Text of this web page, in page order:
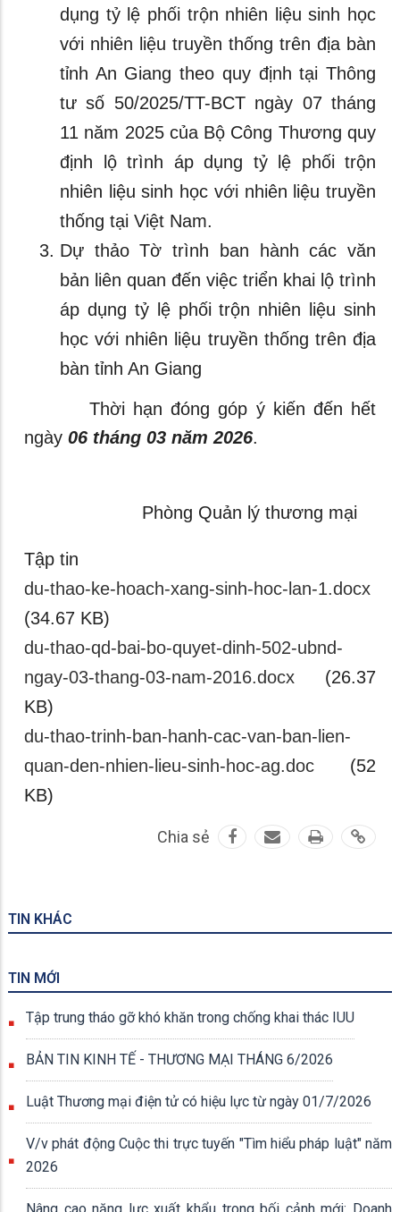
dụng tỷ lệ phối trộn nhiên liệu sinh học
với nhiên liệu truyền thống trên địa bàn
tỉnh An Giang theo quy định tại Thông
tư số 50/2025/TT-BCT ngày 07 tháng
11 năm 2025 của Bộ Công Thương quy
định lộ trình áp dụng tỷ lệ phối trộn
nhiên liệu sinh học với nhiên liệu truyền
thống tại Việt Nam.
Dự thảo Tờ trình ban hành các văn
bản liên quan đến việc triển khai lộ trình
áp dụng tỷ lệ phối trộn nhiên liệu sinh
học với nhiên liệu truyền thống trên địa
bàn tỉnh An Giang
Thời hạn đóng góp ý kiến đến hết
ngày 06 tháng 03 năm 2026.
Phòng Quản lý thương mại
Tập tin
du-thao-ke-hoach-xang-sinh-hoc-lan-1.docx
(34.67 KB)
du-thao-qd-bai-bo-quyet-dinh-502-ubnd-
ngay-03-thang-03-nam-2016.docx
(26.37
KB)
du-thao-trinh-ban-hanh-cac-van-ban-lien-
quan-den-nhien-lieu-sinh-hoc-ag.doc
(52
KB)
Chia sẻ
TIN KHÁC
TIN MỚI
Tập trung tháo gỡ khó khăn trong chống khai thác IUU
BẢN TIN KINH TẾ - THƯƠNG MẠI THÁNG 6/2026
Luật Thương mại điện tử có hiệu lực từ ngày 01/7/2026
V/v phát động Cuộc thi trực tuyến "Tìm hiểu pháp luật" năm
2026
Nâng cao năng lực xuất khẩu trong bối cảnh mới: Doanh